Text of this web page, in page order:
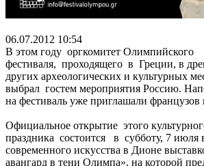
06.07.2012 10:54
В этом году оргкомитет Олимпийского
фестиваля, проходящего в Греции, в
других археологических и культурных
выбрал гостем мероприятия Россию.
на фестиваль уже приглашали французов
Официальное открытие этого
праздника состоится в субботу, 7 июля
современного искусства в Дионе
авангард в тени Олимпа», на которой